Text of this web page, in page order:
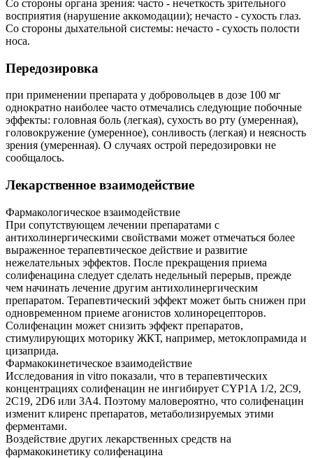
Со стороны органа зрения: часто - нечеткость зрительного
восприятия (нарушение аккомодации); нечасто - сухость глаз.
Со стороны дыхательной системы: нечасто - сухость полости
носа.
Передозировка
при применении препарата у добровольцев в дозе 100 мг
однократно наиболее часто отмечались следующие побочные
эффекты: головная боль (легкая), сухость во рту (умеренная),
головокружение (умеренное), сонливость (легкая) и неясность
зрения (умеренная). О случаях острой передозировки не
сообщалось.
Лекарственное взаимодействие
Фармакологическое взаимодействие
При сопутствующем лечении препаратами с
антихолинергическими свойствами может отмечаться более
выраженное терапевтическое действие и развитие
нежелательных эффектов. После прекращения приема
солифенацина следует сделать недельный перерыв, прежде
чем начинать лечение другим антихолинергическим
препаратом. Терапевтический эффект может быть снижен при
одновременном приеме агонистов холинорецепторов.
Солифенацин может снизить эффект препаратов,
стимулирующих моторику ЖКТ, например, метоклопрамида и
цизаприда.
Фармакокинетическое взаимодействие
Исследования in vitro показали, что в терапевтических
концентрациях солифенацин не ингибирует CYP1A 1/2, 2С9,
2С19, 2D6 или 3А4. Поэтому маловероятно, что солифенацин
изменит клиренс препаратов, метаболизируемых этими
ферментами.
Воздействие других лекарственных средств на
фармакокинетику солифенацина